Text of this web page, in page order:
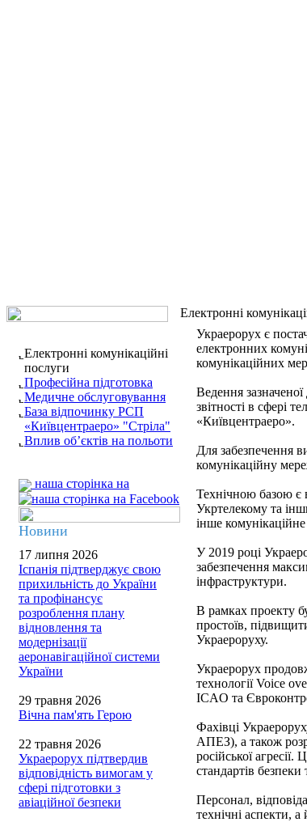
Електронні комунікаційні
послуги
Професійна підготовка
Медичне обслуговування
База відпочинку РСП
«Київцентраеро» "Стріла"
Вплив об’єктів на польоти
наша сторінка на
Новини
17 липня 2026
Іспанія підтверджує свою
прихильність до України
та профінансує
розроблення плану
відновлення та
модернізації
аеронавігаційної системи
України
29 травня 2026
Вічна пам'ять Герою
22 травня 2026
Украерорух підтвердив
відповідність вимогам у
сфері підготовки з
авіаційної безпеки
Електронні
Украерорух є
електронних
комунікаційних
Ведення
звітності в сфері
«Київцентраеро».
Для забезпечення
комунікаційну
Технічною базою є
Укртелекому та
інше
У 2019 році
забезпечення
інфраструктури.
В рамках проекту
простоїв,
Украероруху.
Украерорух
технології Voice
ICAO та
Фахівці
АПЕЗ), а також
російської
стандартів безпеки
Персонал,
технічні аспекти,